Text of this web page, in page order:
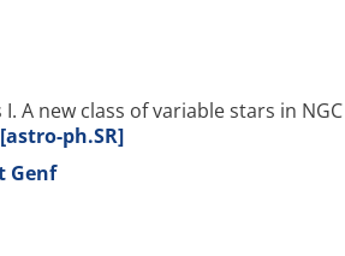
A new class of variable stars in NGC
ph.SR]
Genf